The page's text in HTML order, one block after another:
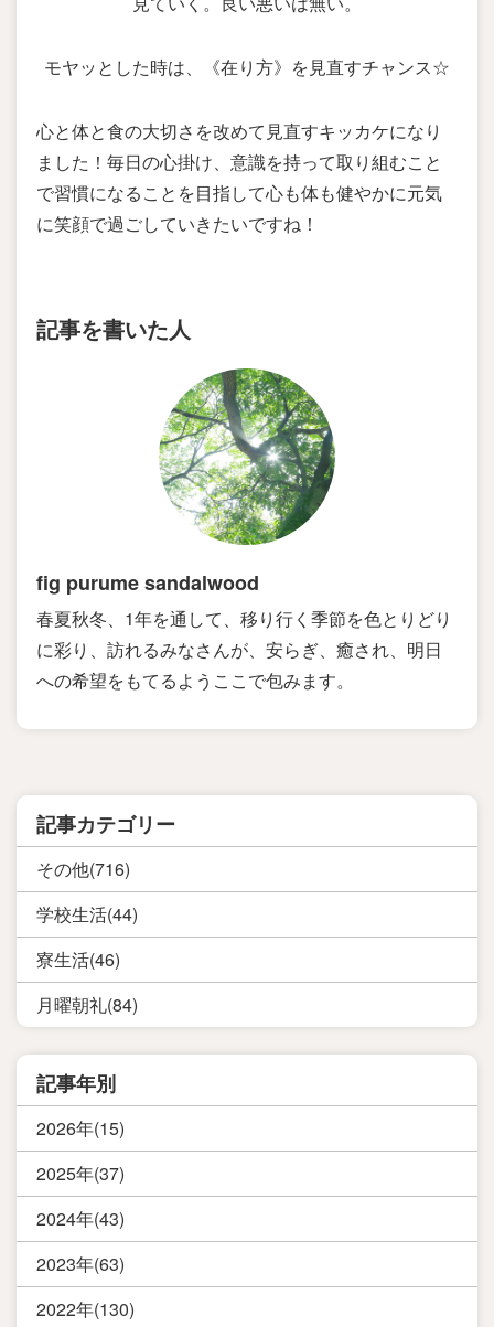
モヤッとした時は、《在り方》を見直すチャンス☆
心と体と食の大切さを改めて見直すキッカケになり
ました！毎日の心掛け、意識を持って取り組むこと
で習慣になることを目指して心も体も健やかに元気
に笑顔で過ごしていきたいですね！
記事を書いた人
fig purume sandalwood
春夏秋冬、1年を通して、移り行く季節を色とりどり
に彩り、訪れるみなさんが、安らぎ、癒され、明日
への希望をもてるようここで包みます。
記事カテゴリー
その他(716)
学校生活(44)
寮生活(46)
月曜朝礼(84)
記事年別
2026年(15)
2025年(37)
2024年(43)
2023年(63)
2022年(130)